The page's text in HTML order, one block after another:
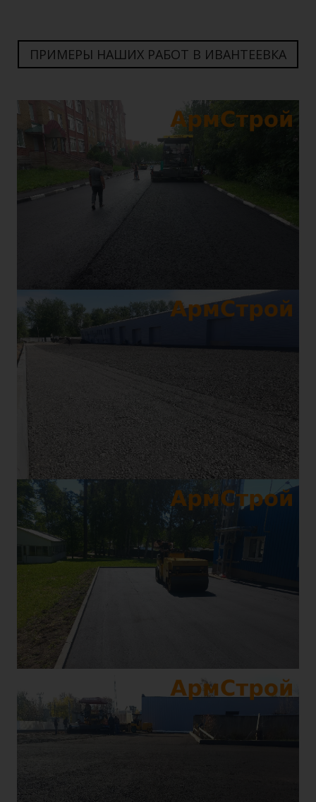
ПРИМЕРЫ НАШИХ РАБОТ В ИВАНТЕЕВКА